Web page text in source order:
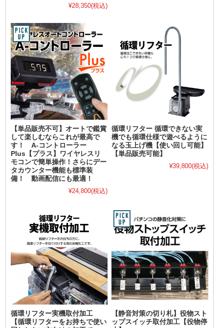
¥28,350(税込)
【単品販売不可】オートで鑑賞
して楽しむならこれが最高で
す！ A-コントローラー
Plus【プラス】ワイヤレスリ
モコンで簡単操作！さらにデー
タカウンター機能も標準装
備！ 動画配信にも最適！
¥24,800(税込)
循環リフター 循環できない実
機でも循環仕様で遊べるように
なる玉上げ機【使い回し可能】
【単品販売可能】
¥39,800(税込)
循環リフター実機取付加工
【循環リフターをお持ちで使い
【静音対策の切り札】役物スト
ップスイッチ取付加工【役物停